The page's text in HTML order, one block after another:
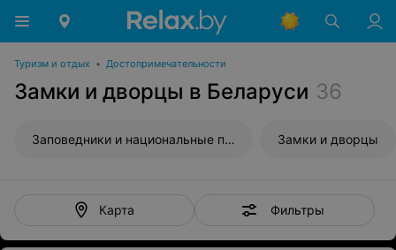
Туризм и отдых • Достопримечательности
Замки и дворцы в Беларуси 36
Заповедники и национальные парки Замки и дворцы
Карта Фильтры